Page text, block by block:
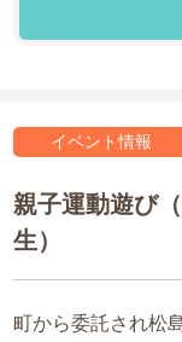
イベント情報
親子運動遊び
生）
町から委託され松